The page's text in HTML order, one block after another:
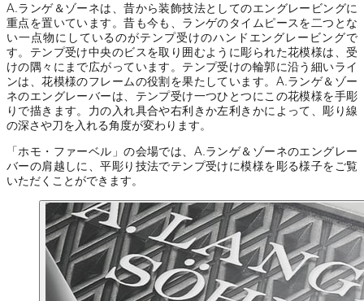
A.ランゲ＆ゾーネは、昔から装飾技法としてのエングレービングに
重点を置いています。昔も今も、ランゲのタイムピースを二つとな
い一点物にしているのがテンプ受けのハンドエングレービングで
す。テンプ受け中央のビスを取り囲むように彫られた花模様は、受
けの隅々にまで広がっています。テンプ受けの輪郭に沿う細いライ
ンは、花模様のフレームの役割を果たしています。A.ランゲ＆ゾー
ネのエングレーバーは、テンプ受け一つひとつにこの花模様を手彫
りで描きます。力の入れ具合や右利きか左利きかによって、彫り線
の深さや刀を入れる角度が変わります。
「ホモ・ファーベル」の会場では、A.ランゲ＆ゾーネのエングレー
バーの肩越しに、平彫り技法でテンプ受けに模様を彫る様子をご覧
いただくことができます。